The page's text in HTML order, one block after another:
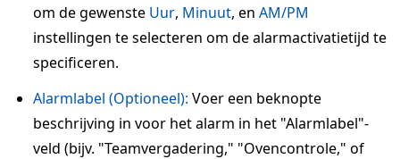
om de gewenste Uur, Minuut, en AM/PM
instellingen te selecteren om de alarmactivatietijd te
specificeren.
Alarmlabel (Optioneel): Voer een beknopte
beschrijving in voor het alarm in het "Alarmlabel"-
veld (bijv. "Teamvergadering," "Ovencontrole," of